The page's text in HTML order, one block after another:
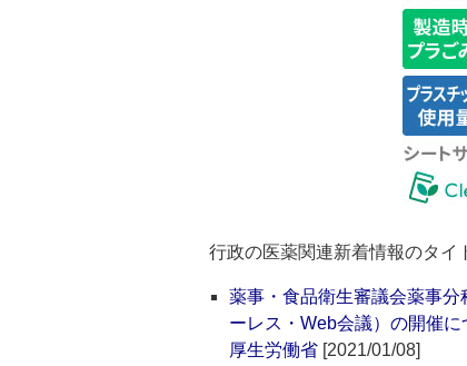
行政の医薬関連新着情報のタイ
薬事・食品衛生審議会薬事
ーレス・Web会議）の開催に
厚生労働省 [2021/01/08]